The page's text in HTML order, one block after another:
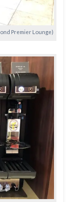
Premier Lounge)